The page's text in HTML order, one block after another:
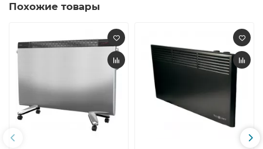
Похожие товары